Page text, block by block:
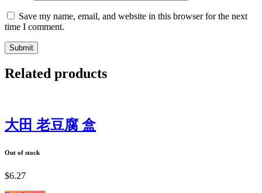
Save my name, email, and website in this browser for the next
time I comment.
Related products
大田 老豆腐 盒
Out of stock
$6.27